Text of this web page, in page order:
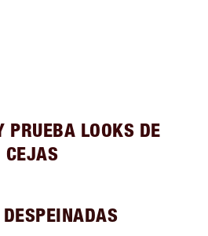
PRUEBA LOOKS DE
CEJAS